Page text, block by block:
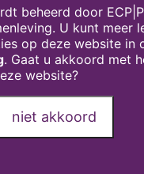
beheerd door
U kunt meer
op deze website in
. Gaat u akkoord met
website?
niet akkoord